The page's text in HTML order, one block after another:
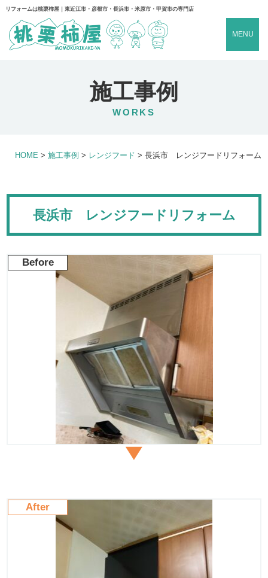
リフォームは桃栗柿屋｜東近江市・彦根市・長浜市・米原市・甲賀市の専門店
MENU
施工事例
WORKS
HOME > 施工事例 > レンジフード > 長浜市 レンジフードリフォーム
長浜市 レンジフードリフォーム
Before
After